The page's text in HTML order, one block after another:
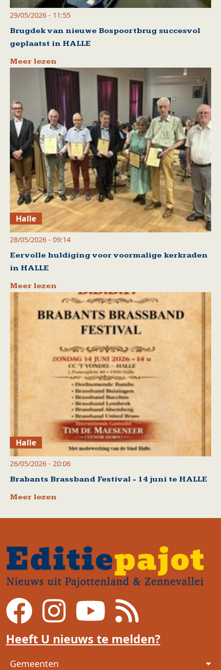
29/05/2026 - 11:55
Brugdek van nieuwe Bospoortbrug succesvol
geplaatst in HALLE
Meer lezen
Halle
28/05/2026 - 09:14
Eervolle huldiging voor voormalige kerkraden
in HALLE
Meer lezen
Halle
26/05/2026 - 20:06
Brabants Brassband Festival - 14 juni te HALLE
Meer lezen
Heeft U nieuws te melden?
Voet
Gemeenten